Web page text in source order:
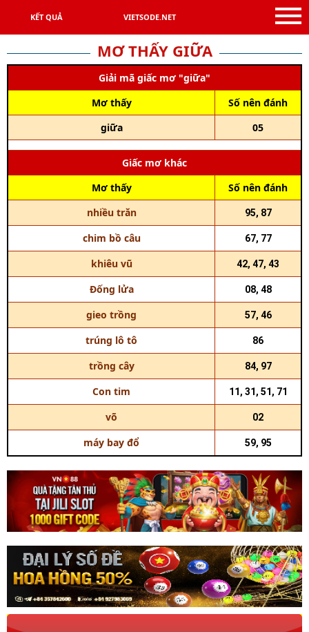
KẾT QUẢ VIETSODE.NET
MƠ THẤY GIỮA
Giải mã giấc mơ "giữa"
Mơ thấy
Số nên đánh
giữa
05
Giấc mơ khác
Mơ thấy
Số nên đánh
nhiều trăn
95, 87
chim bồ câu 67, 77
khiêu vũ 42, 47, 43
Đống lửa 08, 48
gieo trồng 57, 46
trúng lô tô 86
trồng cây 84, 97
Con tim 11, 31, 51, 71
võ 02
máy bay đổ 59, 95